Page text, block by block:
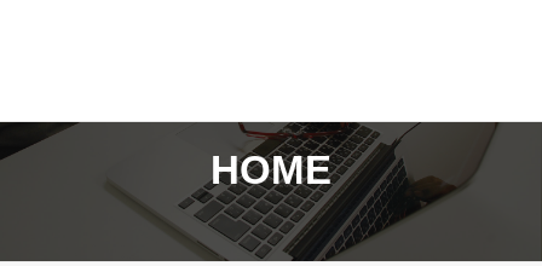
ン
ツ
ー
シ
HOME